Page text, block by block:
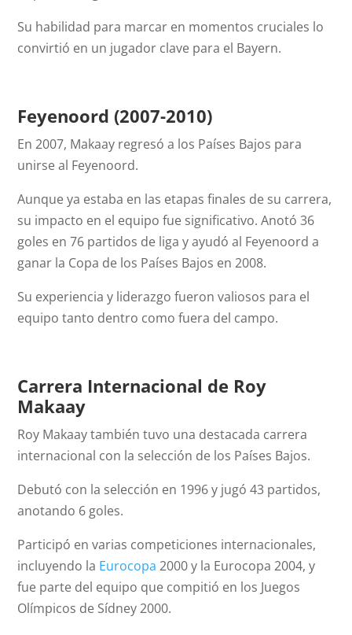
Su habilidad para marcar en momentos cruciales lo
convirtió en un jugador clave para el Bayern.
Feyenoord (2007-2010)
En 2007, Makaay regresó a los Países Bajos para
unirse al Feyenoord.
Aunque ya estaba en las etapas finales de su carrera,
su impacto en el equipo fue significativo. Anotó 36
goles en 76 partidos de liga y ayudó al Feyenoord a
ganar la Copa de los Países Bajos en 2008.
Su experiencia y liderazgo fueron valiosos para el
equipo tanto dentro como fuera del campo.
Carrera Internacional de Roy
Makaay
Roy Makaay también tuvo una destacada carrera
internacional con la selección de los Países Bajos.
Debutó con la selección en 1996 y jugó 43 partidos,
anotando 6 goles.
Participó en varias competiciones internacionales,
incluyendo la Eurocopa 2000 y la Eurocopa 2004, y
fue parte del equipo que compitió en los Juegos
Olímpicos de Sídney 2000.